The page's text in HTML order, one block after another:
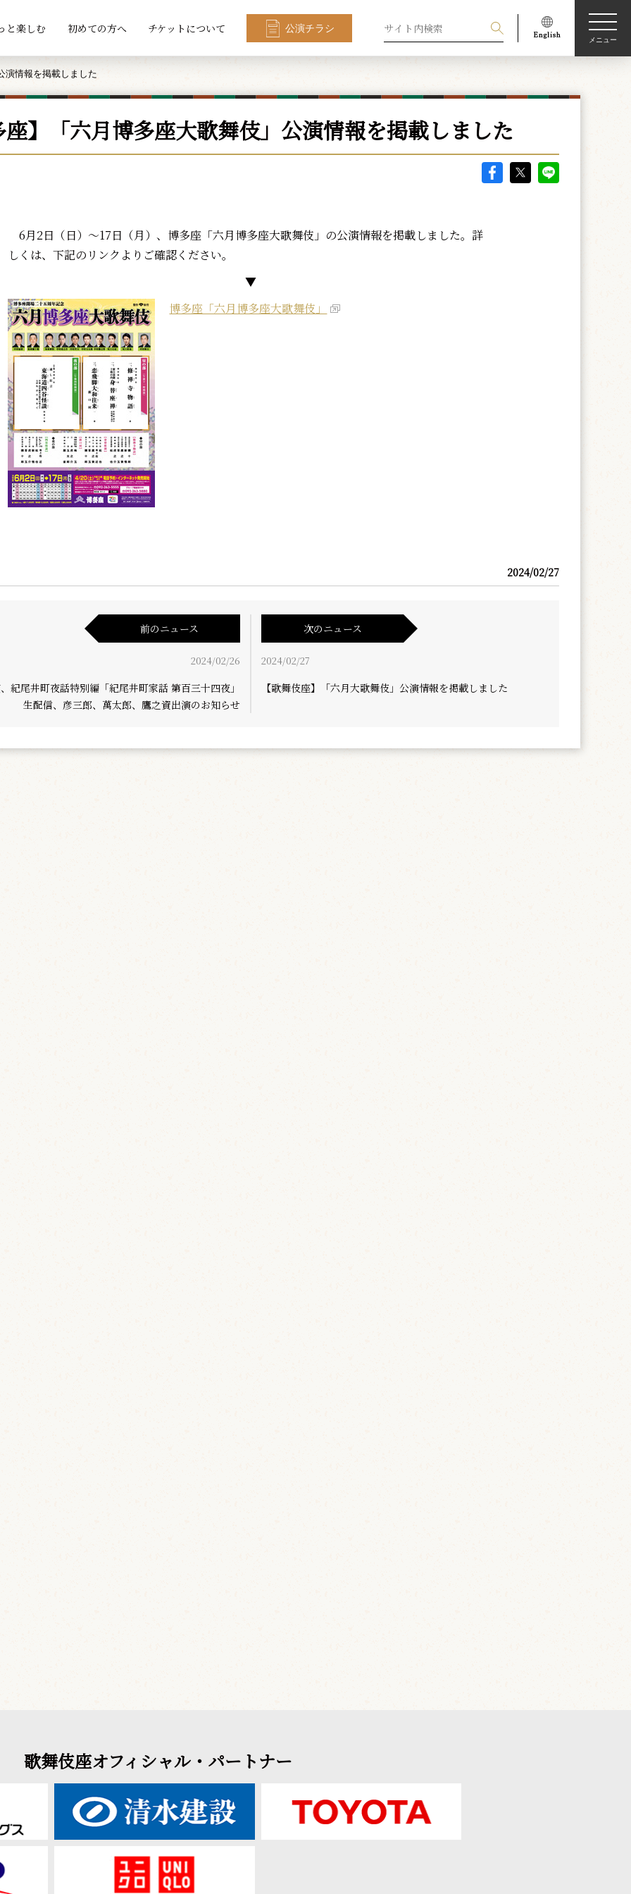
と楽しむ 初めての方へ チケットについて 公演チラシ
メニュー
演情報を掲載しました
】「六月博多座大歌舞伎」公演情報を掲載しました
6月2日（日）～17日（月）、博多座「六月博多座大歌舞伎」の公演情報を掲載しました。詳
しくは、下記のリンクよりご確認ください。
▼
博多座「六月博多座大歌舞伎」
2024/02/27
前のニュース
2024/02/26
紀尾井町夜話特別編「紀尾井町家話 第百三十四夜」
生配信、彦三郎、萬太郎、鷹之資出演のお知らせ
次のニュース
2024/02/27
【歌舞伎座】「六月大歌舞伎」公演情報を掲載しました
歌舞伎座オフィシャル・パートナー